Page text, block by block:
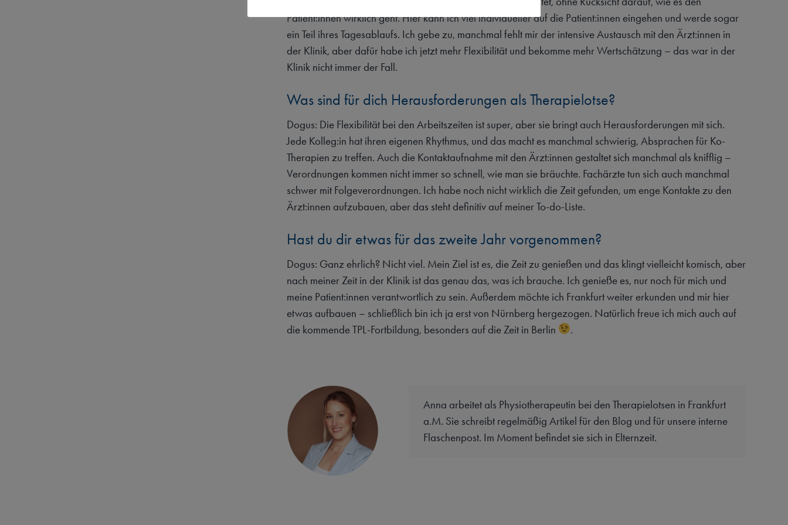
Patient:innen wirklich geht. Hier kann ich viel individueller auf die Patient:innen eingehen und werde sogar
ein Teil ihres Tagesablaufs. Ich gebe zu, manchmal fehlt mir der intensive Austausch mit den Ärzt:innen in
der Klinik, aber dafür habe ich jetzt mehr Flexibilität und bekomme mehr Wertschätzung – das war in der
Klinik nicht immer der Fall.
Was sind für dich Herausforderungen als Therapielotse?
Dogus: Die Flexibilität bei den Arbeitszeiten ist super, aber sie bringt auch Herausforderungen mit sich.
Jede Kolleg:in hat ihren eigenen Rhythmus, und das macht es manchmal schwierig, Absprachen für Ko-
Therapien zu treffen. Auch die Kontaktaufnahme mit den Ärzt:innen gestaltet sich manchmal als knifflig –
Verordnungen kommen nicht immer so schnell, wie man sie bräuchte. Fachärzte tun sich auch manchmal
schwer mit Folgeverordnungen. Ich habe noch nicht wirklich die Zeit gefunden, um enge Kontakte zu den
Ärzt:innen aufzubauen, aber das steht definitiv auf meiner To-do-Liste.
Hast du dir etwas für das zweite Jahr vorgenommen?
Dogus: Ganz ehrlich? Nicht viel. Mein Ziel ist es, die Zeit zu genießen und das klingt vielleicht komisch, aber
nach meiner Zeit in der Klinik ist das genau das, was ich brauche. Ich genieße es, nur noch für mich und
meine Patient:innen verantwortlich zu sein. Außerdem möchte ich Frankfurt weiter erkunden und mir hier
etwas aufbauen – schließlich bin ich ja erst von Nürnberg hergezogen. Natürlich freue ich mich auch auf
die kommende TPL-Fortbildung, besonders auf die Zeit in Berlin
.
Anna arbeitet als Physiotherapeutin bei den Therapielotsen in Frankfurt
a.M. Sie schreibt regelmäßig Artikel für den Blog und für unsere interne
Flaschenpost. Im Moment befindet sie sich in Elternzeit.